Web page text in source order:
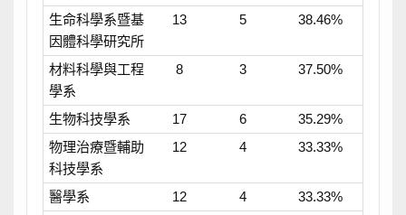
生命科學系暨基
因體科學研究所
13 5 38.46%
材料科學與工程
學系
8 3 37.50%
生物科技學系 17 6
35.29%
物理治療暨輔助
科技學系
12 4 33.33%
醫學系 12 4
33.33%